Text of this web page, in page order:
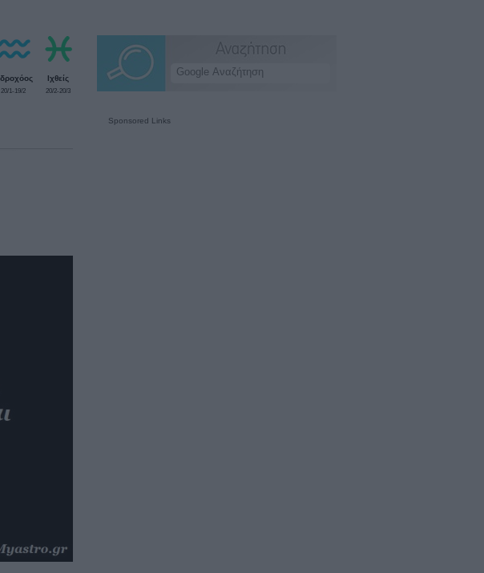
20/1-19/2
Ιχθείς
20/2-20/3
Sponsored Links